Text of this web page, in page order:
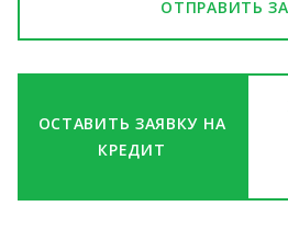
ОСТАВИТЬ ЗАЯВКУ НА
КРЕДИТ
ОТПРАВИТЬ